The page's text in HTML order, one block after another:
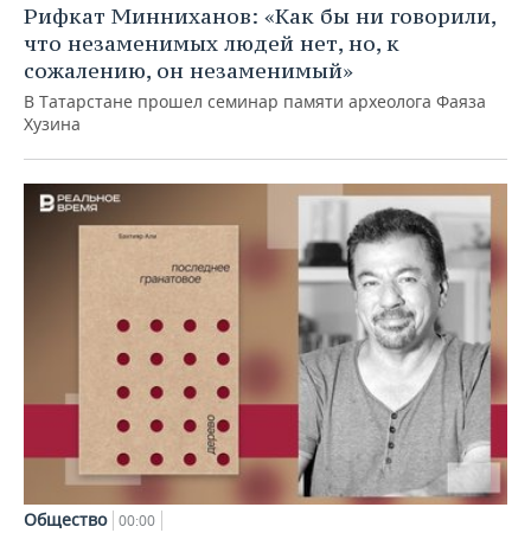
Рифкат Минниханов: «Как бы ни говорили,
что незаменимых людей нет, но, к
сожалению, он незаменимый»
В Татарстане прошел семинар памяти археолога Фаяза
Хузина
Общество 00:00